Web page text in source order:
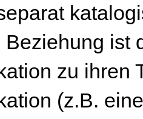
ist
zu ihren
(z.B.